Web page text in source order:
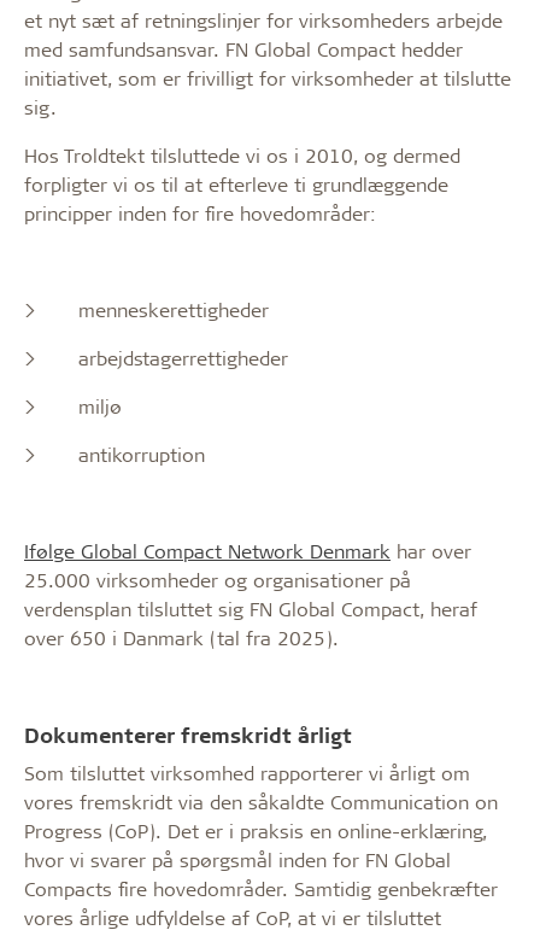
et nyt sæt af retningslinjer for virksomheders arbejde
med samfundsansvar. FN Global Compact hedder
initiativet, som er frivilligt for virksomheder at tilslutte
sig.
Hos Troldtekt tilsluttede vi os i 2010, og dermed
forpligter vi os til at efterleve ti grundlæggende
principper inden for fire hovedområder:
> menneskerettigheder
> arbejdstagerrettigheder
> miljø
> antikorruption
Ifølge Global Compact Network Denmark har over
25.000 virksomheder og organisationer på
verdensplan tilsluttet sig FN Global Compact, heraf
over 650 i Danmark (tal fra 2025).
Dokumenterer fremskridt årligt
Som tilsluttet virksomhed rapporterer vi årligt om
vores fremskridt via den såkaldte Communication on
Progress (CoP). Det er i praksis en online-erklæring,
hvor vi svarer på spørgsmål inden for FN Global
Compacts fire hovedområder. Samtidig genbekræfter
vores årlige udfyldelse af CoP, at vi er tilsluttet